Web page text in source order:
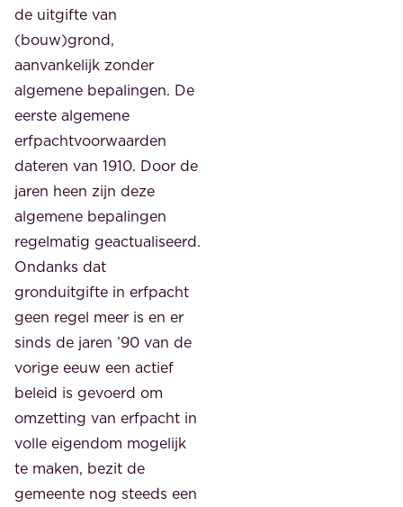
de uitgifte van
(bouw)grond,
aanvankelijk zonder
algemene bepalingen. De
eerste algemene
erfpachtvoorwaarden
dateren van 1910. Door de
jaren heen zijn deze
algemene bepalingen
regelmatig geactualiseerd.
Ondanks dat
gronduitgifte in erfpacht
geen regel meer is en er
sinds de jaren ’90 van de
vorige eeuw een actief
beleid is gevoerd om
omzetting van erfpacht in
volle eigendom mogelijk
te maken, bezit de
gemeente nog steeds een